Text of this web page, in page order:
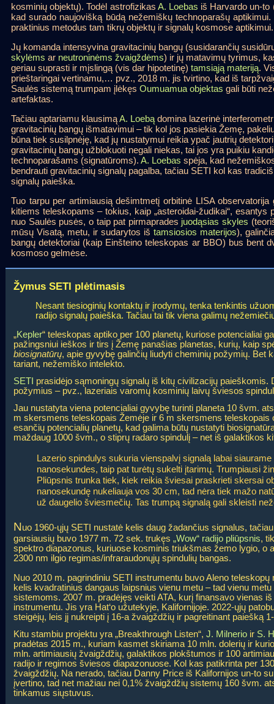
kosminių objektų). Todėl astrofizikas A. Loebas iš Harvardo un-to
kad surado naujovišką būdą nežemiškų technoparašų
praktinius metodus tam tikrų objektų ir signalų kosmose aptikimui.
Jų komanda intensyvina gravitacinių bangų (susidarančių
skylėms ar neutroninėms žvaigždėms) ir jų matavimų tyrimus,
geriau suprasti ir mįslingą (vis dar hipotetinę) tamsiąją materiją.
prieštaringai vertinamu,… pvz., 2018 m. jis tvirtino, kad iš
Saulės sistemą trumpam įlėkęs Oumuamua objektas gali būti
artefaktas.
Tačiau aptariamu klausimąA. Loebą domina lazerinė
gravitacinių bangų išmatavimui – tik kol jos pasiekia Žemę,
būna tiek susilpnėję, kad jų nustatymui reikia ypač jautrių
gravitacinių bangų užblokuoti negali niekas, tai jos yra puikiu
technoparašams (signatūroms). A. Loebas spėja, kad
bendrauti gravitacinių signalų pagalba, tačiau SETI kol kas
signalų paieška.
Tuo tarpu per artimiausią dešimtmetį orbitinė LISA
kitiems teleskopams – tokius, kaip „asteroidai-žudikai“,
nuo Saulės pusės, o taip pat pirmaprades juodąsias skyles
mūsų Visatą, metu, ir sudarytos ištamsiosios materijos),
bangų detektoriai (kaip Einšteino teleskopas ar BBO) bus bent
kosmoso gelmėse.
Žymus SETI plėtimasis
Nesant tiesioginių kontaktų ir įrodymų, tenka tenkintis
radijo signalų paieška. Tačiau tai tik viena galimų
„Kepler“ teleskopas aptiko per 100 planetų, kuriose potencialiai
pažingsniui ieškos ir tirs į Žemę panašias planetas, kurių, kaip
biosignatūrų, apie gyvybę galinčių liudyti cheminių požymių. Bet
tariant, nežemiško intelekto.
SETI prasidėjo sąmoningų signalų iš kitų civilizacijų
požymius – pvz., lazeriais varomų kosminių laivų šviesos
Jau nustatyta viena potencialiai gyvybę turinti planeta 10 švm.
m skersmens teleskopais Žemėje ir 6 m skersmens
esančių potencialių planetų, kad galima būtų nustatyti
maždaug 1000 švm., o stiprų radaro spindulį – net iš galaktikos
Lazerio spindulys sukuria vienspalvį signalą labai
nanosekundes, taip pat turėtų sukelti įtarimų. Trumpiausi
Pliūpsnis trunka tiek, kiek reikia šviesai praskrieti skersai
nanosekundę nukeliauja vos 30 cm, tad nėra tiek mažo
už daugelio šviesmečių. Tas trumpą signalą gali skleisti
Nuo 1960-ųjų SETI nustatė kelis daug žadančius signalus,
garsiausių buvo 1977 m. 72 sek. trukęs „Wow“ radijo pliūpsnis,
spektro diapazonus, kuriuose kosminis triukšmas žemo lygio, o
2300 nm ilgio regimas/infraraudonųjų spindulių bangas.
Nuo 2010 m. pagrindiniu SETI instrumentu buvo Aleno teleskopų
kelis kvadratinius dangaus laipsnius vienu metu – tad vienu
sistemoms. 2007 m. pradėjęs veikti ATA, kurį finansavo vienas
instrumentu. Jis yra Hat‘o užutekyje, Kalifornijoje. 2022-ųjų
steigėjų, leis jį nukreipti į 16-a žvaigždžių ir pagreitinant paiešką
Kitu stambiu projektu yra „Breakthrough Listen“, J. Milnerio ir S.
pradėtas 2015 m., kuriam kasmet skiriama 10 mln. dolerių ir
mln. artimiausių žvaigždžių, galaktikos plokštumos ir 100
radijo ir regimos šviesos diapazonuose. Kol kas patikrinta per
žvaigždžių. Na nerado, tačiau Danny Price iš Kalifornijos un-to
įvertino, tad net mažiau nei 0,1% žvaigždžių sistemų 160 švm.
tinkamus siųstuvus.